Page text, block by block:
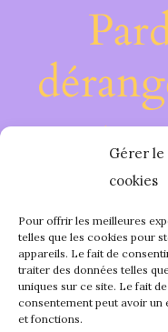
Gérer le
cookies
Pour offrir les meilleures
telles que les cookies pour
appareils. Le fait de
traiter des données telles
uniques sur ce site. Le fait
consentement peut avoir
et fonctions.